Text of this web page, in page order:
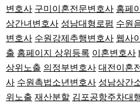
변호사 구미이혼전문변호사 홈페
상간녀변호사 성남대형로펌 수원
변호사 수원강제추행변호사 웹사
출 홈페이지 상위등록 이혼변호사
상위노출 의정부변호사 대전이혼
사 수원촉법소년변호사 성남상간
위노출 재산분할 김포공항주차대